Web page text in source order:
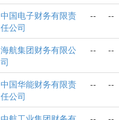
中国电子财务有限责
任公司
-- --
海航集团财务有限公
司
-- --
中国华能财务有限责
任公司
-- --